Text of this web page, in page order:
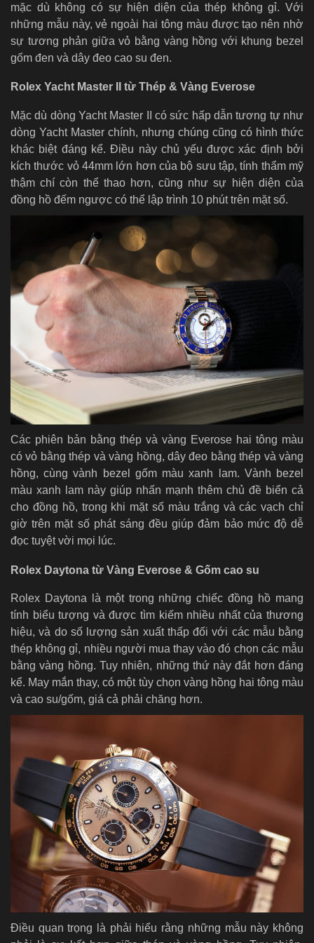
mặc dù không có sự hiện diện của thép không gỉ. Với
những mẫu này, vẻ ngoài hai tông màu được tạo nên nhờ
sự tương phản giữa vỏ bằng vàng hồng với khung bezel
gốm đen và dây đeo cao su đen.
Rolex Yacht Master II từ Thép & Vàng Everose
Mặc dù dòng Yacht Master II có sức hấp dẫn tương tự như
dòng Yacht Master chính, nhưng chúng cũng có hình thức
khác biệt đáng kể. Điều này chủ yếu được xác định bởi
kích thước vỏ 44mm lớn hơn của bộ sưu tập, tính thẩm mỹ
thậm chí còn thể thao hơn, cũng như sự hiện diện của
đồng hồ đếm ngược có thể lập trình 10 phút trên mặt số.
Các phiên bản bằng thép và vàng Everose hai tông màu
có vỏ bằng thép và vàng hồng, dây đeo bằng thép và vàng
hồng, cùng vành bezel gốm màu xanh lam. Vành bezel
màu xanh lam này giúp nhấn mạnh thêm chủ đề biển cả
cho đồng hồ, trong khi mặt số màu trắng và các vạch chỉ
giờ trên mặt số phát sáng đều giúp đảm bảo mức độ dễ
đọc tuyệt vời mọi lúc.
Rolex Daytona từ Vàng Everose & Gốm cao su
Rolex Daytona là một trong những chiếc đồng hồ mang
tính biểu tượng và được tìm kiếm nhiều nhất của thương
hiệu, và do số lượng sản xuất thấp đối với các mẫu bằng
thép không gỉ, nhiều người mua thay vào đó chọn các mẫu
bằng vàng hồng. Tuy nhiên, những thứ này đắt hơn đáng
kể. May mắn thay, có một tùy chọn vàng hồng hai tông màu
và cao su/gốm, giá cả phải chăng hơn.
Điều quan trọng là phải hiểu rằng những mẫu này không